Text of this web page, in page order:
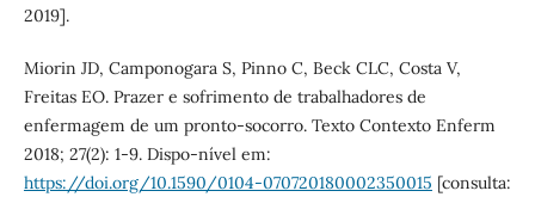
2019].
Miorin JD, Camponogara S, Pinno C, Beck CLC, Costa V,
Freitas EO. Prazer e sofrimento de trabalhadores de
enfermagem de um pronto-socorro. Texto Contexto Enferm
2018; 27(2): 1-9. Dispo-nível em:
https://doi.org/10.1590/0104-070720180002350015 [consulta: